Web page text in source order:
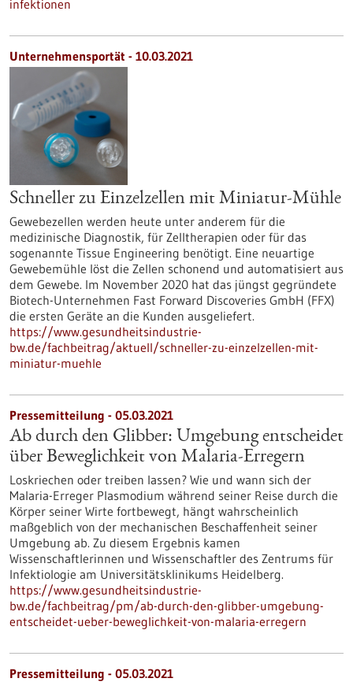
infektionen
Unternehmensportät - 10.03.2021
Schneller zu Einzelzellen mit Miniatur-Mühle
Gewebezellen werden heute unter anderem für die
medizinische Diagnostik, für Zelltherapien oder für das
sogenannte Tissue Engineering benötigt. Eine neuartige
Gewebemühle löst die Zellen schonend und automatisiert aus
dem Gewebe. Im November 2020 hat das jüngst gegründete
Biotech-Unternehmen Fast Forward Discoveries GmbH (FFX)
die ersten Geräte an die Kunden ausgeliefert.
https://www.gesundheitsindustrie-
bw.de/fachbeitrag/aktuell/schneller-zu-einzelzellen-mit-
miniatur-muehle
Pressemitteilung - 05.03.2021
Ab durch den Glibber: Umgebung entscheidet
über Beweglichkeit von Malaria-Erregern
Loskriechen oder treiben lassen? Wie und wann sich der
Malaria-Erreger Plasmodium während seiner Reise durch die
Körper seiner Wirte fortbewegt, hängt wahrscheinlich
maßgeblich von der mechanischen Beschaffenheit seiner
Umgebung ab. Zu diesem Ergebnis kamen
Wissenschaftlerinnen und Wissenschaftler des Zentrums für
Infektiologie am Universitätsklinikums Heidelberg.
https://www.gesundheitsindustrie-
bw.de/fachbeitrag/pm/ab-durch-den-glibber-umgebung-
entscheidet-ueber-beweglichkeit-von-malaria-erregern
Pressemitteilung - 05.03.2021